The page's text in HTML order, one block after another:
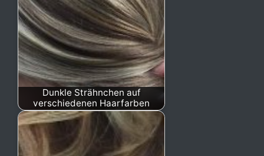
Dunkle Strähnchen auf
verschiedenen Haarfarben